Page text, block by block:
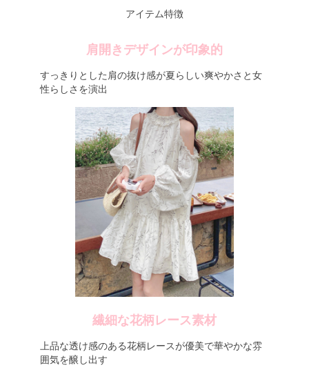
アイテム特徴
肩開きデザインが印象的
すっきりとした肩の抜け感が夏らしい爽やかさと女
性らしさを演出
繊細な花柄レース素材
上品な透け感のある花柄レースが優美で華やかな雰
囲気を醸し出す